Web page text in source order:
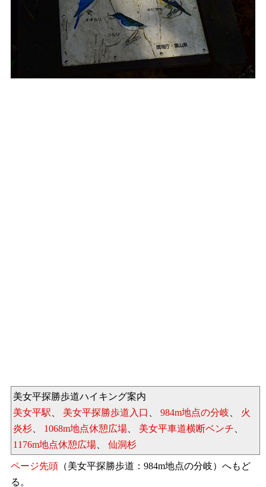
美女平探勝歩道ハイキング案内
美女平駅
美女平探勝歩道入口 984m地点の分岐
火
炎杉
1068m地点休憩広場 美女平車道横断ベンチ
1176m地点休憩広場
仙洞杉
ページ先頭 （美女平探勝歩道：984m地点の分岐）へもど
る。